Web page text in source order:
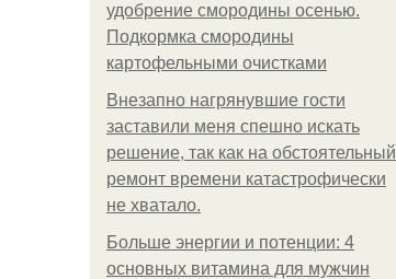
удобрение смородины осенью.
Подкормка смородины
картофельными очистками
Внезапно нагрянувшие гости
заставили меня спешно искать
решение, так как на обстоятельный
ремонт времени катастрофически
не хватало.
Больше энергии и потенции: 4
основных витамина для мужчин